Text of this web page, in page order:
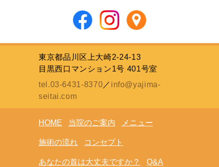
東京都品川区上大崎2-24-13
目黒西口マンション1号 401号室
tel.03-6431-8370／ info@yajima-
seitai.com
HOME 当院のご案内 メニュー
施術の流れ コンセプト
あなたの首は大丈夫ですか？ Q&A